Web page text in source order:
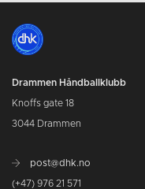
Drammen Håndballklubb
Knoffs gate 18
3044 Drammen
post@dhk.no
(+47) 976 21 571